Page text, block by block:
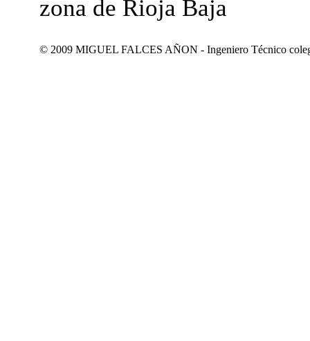
zona de Rioja Baja
© 2009 MIGUEL FALCES AÑON - Ingeniero Técnico